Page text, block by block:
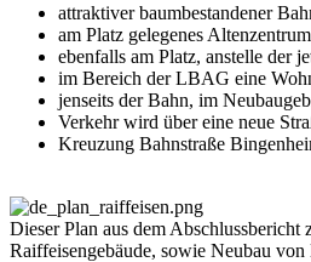
attraktiver baumbestandener
am Platz gelegenes
ebenfalls am Platz, anstelle der
im Bereich der LBAG eine
jenseits der Bahn, im
Verkehr wird über eine neue
Kreuzung Bahnstraße
Dieser Plan aus dem
Raiffeisengebäude, sowie Neubau